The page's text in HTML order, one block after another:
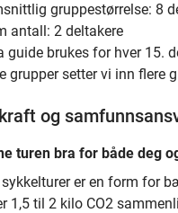
gruppestørrelse: 8
antall: 2 deltakere
guide brukes for hver 15.
grupper setter vi inn flere
og
turen bra for både deg
sykkelturer er en form for
1,5 til 2 kilo CO2